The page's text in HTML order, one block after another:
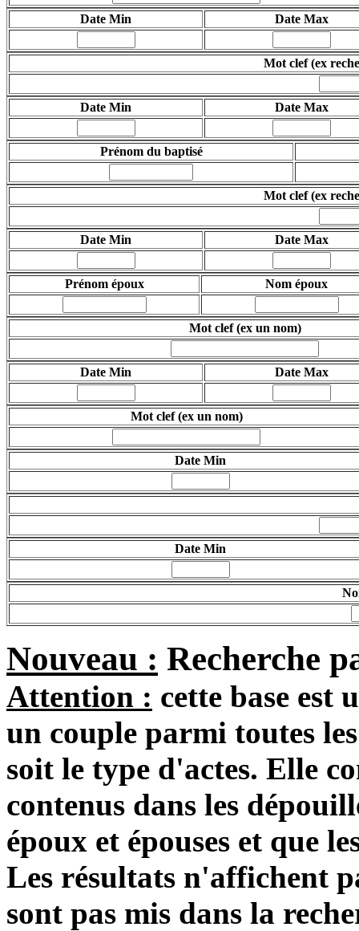
Date Min Date Max
Mot clef (ex
Date Min Date Max
Prénom du baptisé
Mot clef(ex
Date Min Date Max
Prénom époux Nom époux
Mot clef(ex un nom)
Date Min Date Max
Mot clef(ex un nom)
Date Min
Date Min
Nouveau : Recherche
Attention : cette base
un couple parmi toutes
soit le type d'actes. Elle
contenus dans les
époux et épouses et que
Les résultats n'affichent
sont pas mis dans la